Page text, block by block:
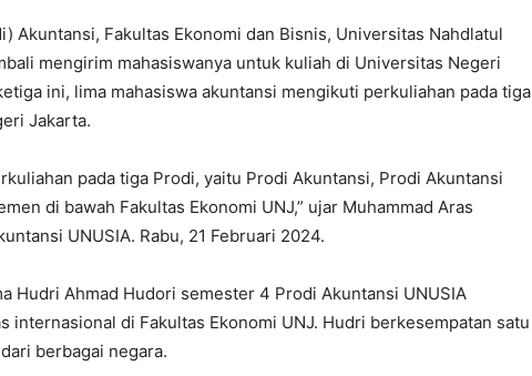
Akuntansi, Fakultas Ekonomi dan Bisnis, Universitas Nahdlatul
mengirim mahasiswanya untuk kuliah di Universitas Negeri
ini, lima mahasiswa akuntansi mengikuti perkuliahan pada tiga
Jakarta.
pada tiga Prodi, yaitu Prodi Akuntansi, Prodi Akuntansi
di bawah Fakultas Ekonomi UNJ,” ujar Muhammad Aras
UNUSIA. Rabu, 21 Februari 2024.
Hudri Ahmad Hudori semester 4 Prodi Akuntansi UNUSIA
internasional di Fakultas Ekonomi UNJ. Hudri berkesempatan satu
berbagai negara.